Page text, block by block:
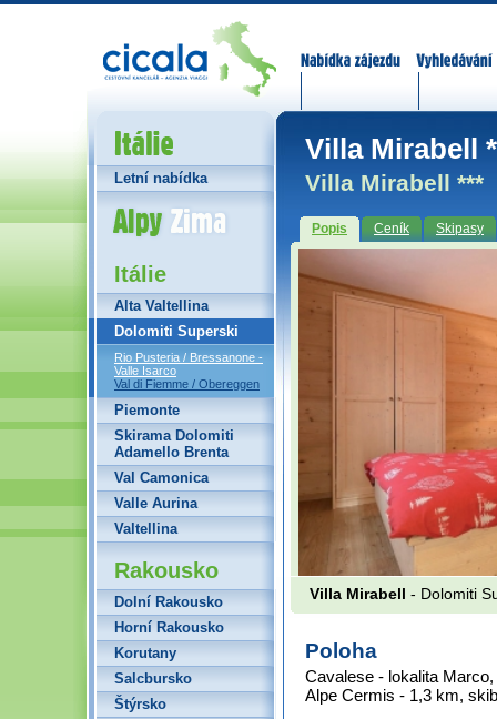
Villa Mirabell
Villa Mirabell ***
Popis Ceník Skipasy
Villa Mirabell - Dolomiti
Poloha
Cavalese - lokalita
Alpe Cermis - 1,3 km,
Itálie
Letní nabídka
Alpy Zima
Itálie
Alta Valtellina
Dolomiti Superski
Rio Pusteria / Bressanone -
Valle Isarco
Val di Fiemme / Obereggen
Piemonte
Skirama Dolomiti
Adamello Brenta
Val Camonica
Valle Aurina
Valtellina
Rakousko
Dolní Rakousko
Horní Rakousko
Korutany
Salcbursko
Štýrsko